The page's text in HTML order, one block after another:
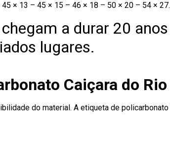
× 13 – 45 × 15 – 46 × 18 – 50 × 20 – 54 × 27.
a durar 20
lugares.
Caiçara do
do material. A etiqueta de